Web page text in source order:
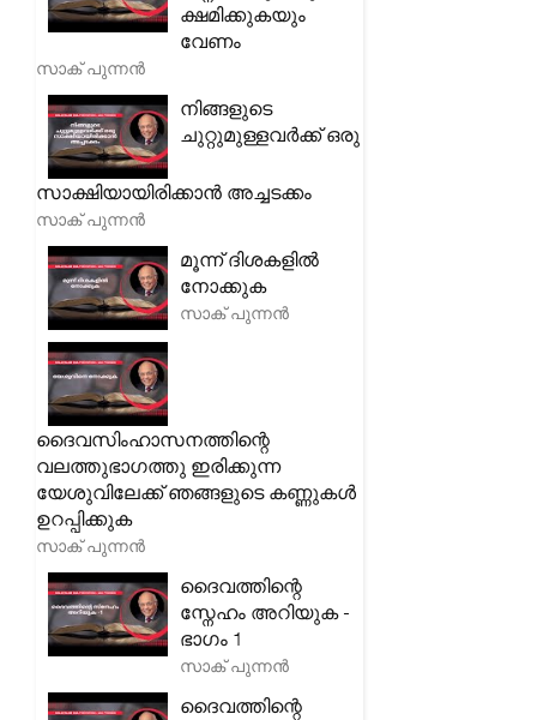
ക്ഷമിക്കുകയും
വേണം
സാക് പുന്നൻ
നിങ്ങളുടെ
ചുറ്റുമുള്ളവർക്ക് ഒരു
സാക്ഷിയായിരിക്കാൻ അച്ചടക്കം
സാക് പുന്നൻ
മൂന്ന് ദിശകളിൽ
നോക്കുക
സാക് പുന്നൻ
ദൈവസിംഹാസനത്തിന്റെ
വലത്തുഭാഗത്തു ഇരിക്കുന്ന
യേശുവിലേക്ക് ഞങ്ങളുടെ കണ്ണുകൾ
ഉറപ്പിക്കുക
സാക് പുന്നൻ
ദൈവത്തിന്റെ
സ്നേഹം അറിയുക -
ഭാഗം 1
സാക് പുന്നൻ
ദൈവത്തിന്റെ